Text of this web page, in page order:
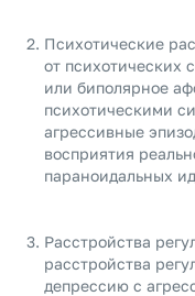
Психотические
от психотических
или биполярное
психотическими
агрессивные
восприятия
параноидальных
Расстройства
расстройства
депрессию с